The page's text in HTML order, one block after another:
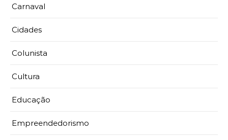
Carnaval
Cidades
Colunista
Cultura
Educação
Empreendedorismo